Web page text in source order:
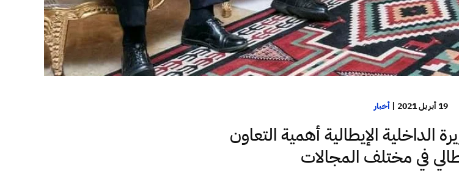
19 أبريل 2021 |أخبار
الداخلية الإيطالية أهمية التعاون
في مختلف المجالات